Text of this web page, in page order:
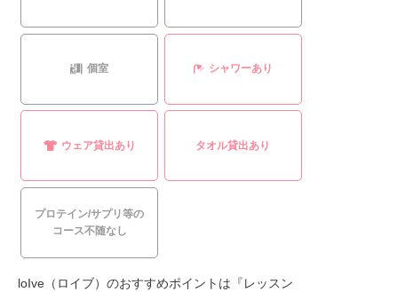
個室 シャワーあり
ウェア貸出あり タオル貸出あり
プロテイン/サプリ等の
コース不随なし
loIve（ロイブ）のおすすめポイントは『レッスン